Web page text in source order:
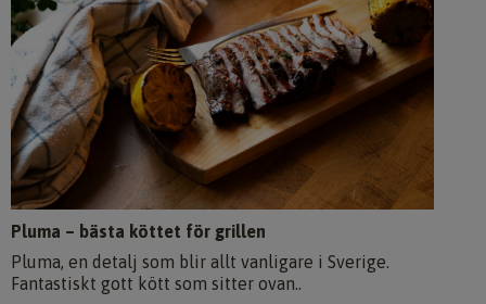
Pluma – bästa köttet för grillen
Pluma, en detalj som blir allt vanligare i Sverige.
Fantastiskt gott kött som sitter ovan..